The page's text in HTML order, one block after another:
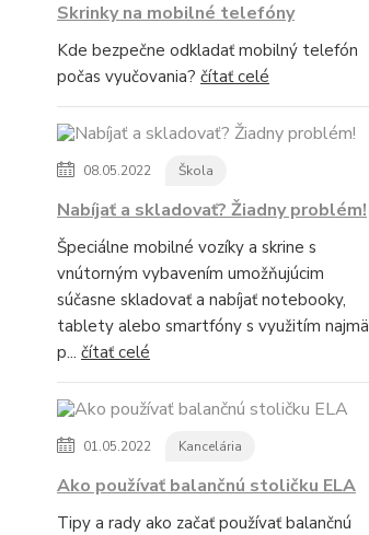
Skrinky na mobilné telefóny
Kde bezpečne odkladať mobilný telefón
počas vyučovania? čítať celé
08.05.2022 Škola
Nabíjať a skladovať? Žiadny problém!
Špeciálne mobilné vozíky a skrine s
vnútorným vybavením umožňujúcim
súčasne skladovať a nabíjať notebooky,
tablety alebo smartfóny s využitím najmä
p... čítať celé
01.05.2022 Kancelária
Ako používať balančnú stoličku ELA
Tipy a rady ako začať používať balančnú